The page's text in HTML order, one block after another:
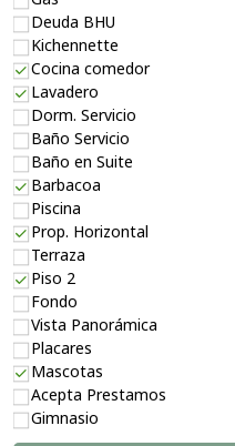
Deuda BHU
Kichennette
Cocina comedor
Lavadero
Dorm. Servicio
Baño Servicio
Baño en Suite
Barbacoa
Piscina
Prop. Horizontal
Terraza
Piso 2
Fondo
Vista Panorámica
Placares
Mascotas
Acepta Prestamos
Gimnasio